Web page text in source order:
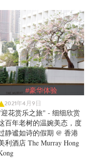
#豪华体验
2021年4月9日
花赏乐之旅" - 细细欣赏
百年老树的温婉美态，度
静谧如诗的假期 @ 香港
利酒店 The Murray Hong